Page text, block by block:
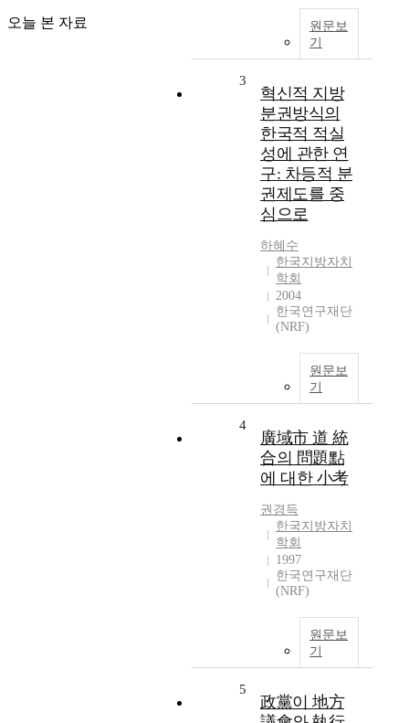
오늘 본 자료
원문보
기
3
혁신적 지방
분권방식의
한국적 적실
성에 관한 연
구: 차등적 분
권제도를 중
심으로
하혜수
한국지방자치
학회
2004
한국연구재단
(NRF)
원문보
기
4
廣域市 道 統
合의 問題點
에 대한 小考
권경득
한국지방자치
학회
1997
한국연구재단
(NRF)
원문보
기
5
政黨이 地方